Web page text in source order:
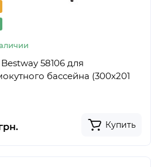
58106 для
бассейна (300х201
Купить